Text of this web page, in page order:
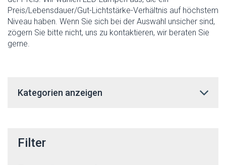
Preis/Lebensdauer/Gut-Lichtstärke-Verhältnis auf höchstem
Niveau haben. Wenn Sie sich bei der Auswahl unsicher sind,
zögern Sie bitte nicht, uns zu kontaktieren, wir beraten Sie
gerne.
Kategorien anzeigen
Filter